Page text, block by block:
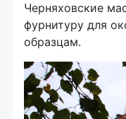
Черняховские
фурнитуру для
образцам.